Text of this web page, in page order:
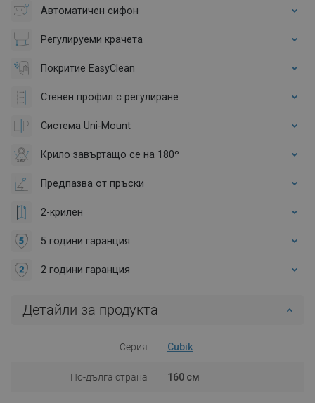
Автоматичен сифон
Регулируеми крачета
Покритие EasyClean
Стенен профил с регулиране
Система Uni-Mount
Крило завъртащо се на 180º
Предпазва от пръски
2-крилен
5 години гаранция
2 години гаранция
Детайли за продукта
Серия Cubik
По-дълга страна 160 см